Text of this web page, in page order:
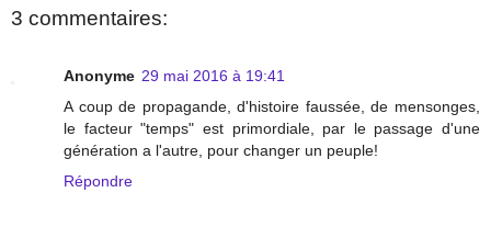
3 commentaires:
Anonyme 29 mai 2016 à 19:41
A coup de propagande, d'histoire faussée, de mensonges,
le facteur "temps" est primordiale, par le passage d'une
génération a l'autre, pour changer un peuple!
Répondre